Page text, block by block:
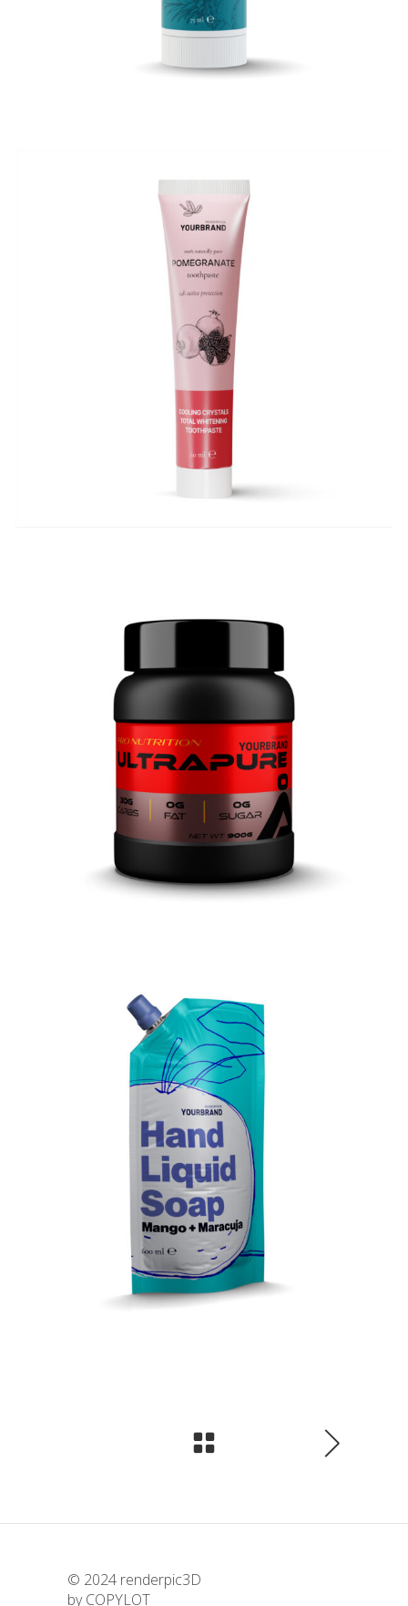
3D Tube 60 ml
3D Produktrendering
3D Sportnahrung Dose PVC schwarz
3D Produktrendering
3D Flüssigseife 600ml
3D Produktrendering
© 2024 renderpic3D
byCOPYLOT